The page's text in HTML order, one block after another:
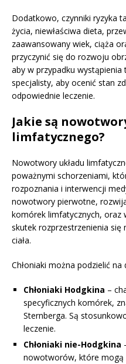
Dodatkowo, czynniki ryzyka
życia, niewłaściwa dieta,
zaawansowany wiek, ciąża
przyczynić się do rozwoju
aby w przypadku
specjalisty, aby ocenić stan
odpowiednie leczenie.
Jakie są
limfatycznego?
Nowotwory układu
poważnymi schorzeniami,
rozpoznania i interwencji
nowotwory pierwotne,
komórek limfatycznych,
skutek rozprzestrzenienia
ciała.
Chłoniaki można podzielić na
Chłoniaki Hodgkina –
specyficznych komórek,
Sternberga. Są
leczenie.
Chłoniaki nie-Hodgkina
nowotworów, które mogą